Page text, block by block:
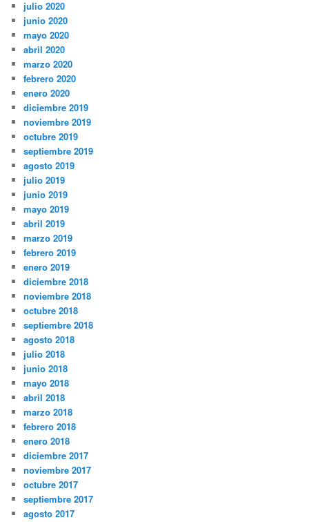
julio 2020
junio 2020
mayo 2020
abril 2020
marzo 2020
febrero 2020
enero 2020
diciembre 2019
noviembre 2019
octubre 2019
septiembre 2019
agosto 2019
julio 2019
junio 2019
mayo 2019
abril 2019
marzo 2019
febrero 2019
enero 2019
diciembre 2018
noviembre 2018
octubre 2018
septiembre 2018
agosto 2018
julio 2018
junio 2018
mayo 2018
abril 2018
marzo 2018
febrero 2018
enero 2018
diciembre 2017
noviembre 2017
octubre 2017
septiembre 2017
agosto 2017